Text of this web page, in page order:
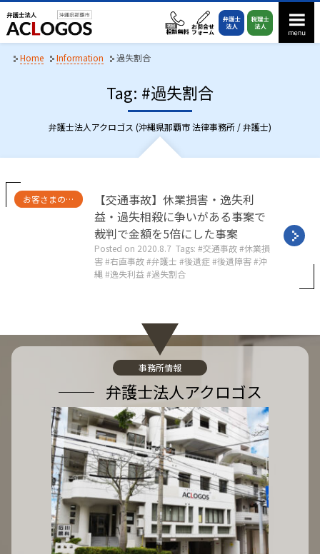
i
t
e
Home Information 過失割合
Tag: #過失割合
弁護士法人アクロゴス (沖縄県那覇市 法律事務所 / 弁護士)
C
a
お客さまの声・実績紹介
【交通事故】休業損害・逸失利
益・過失相殺に争いがある事案で
裁判で金額を5倍にした事案
Posted on 2020.8.7 Tags: 交通事故 休業損
害 右直事故 弁護士 後遺症 後遺障害 沖
縄
逸失利益 過失割合
事務所情報
弁護士法人アクロゴス